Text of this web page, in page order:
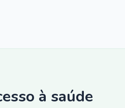
à saúde